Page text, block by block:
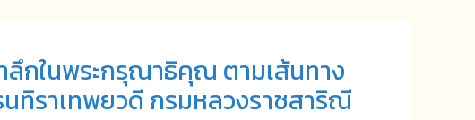
กในพระกรุณาธิคุณ ตามเส้นทาง
ทิราเทพยวดี กรมหลวงราชสาริณี